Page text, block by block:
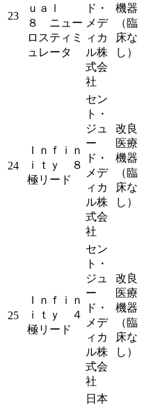
23
ｕａｌ
８ ニュー
ロスティミ
ュレータ
ド・
メデ
ィカ
ル株
式会
社
機器
（臨
床な
し）
24
Ｉｎｆｉｎ
ｉｔｙ ８
極リード
セン
ト・
ジュ
ー
ド・
メデ
ィカ
ル株
式会
社
改良
医療
機器
（臨
床な
し）
25
Ｉｎｆｉｎ
ｉｔｙ ４
極リード
セン
ト・
ジュ
ー
ド・
メデ
ィカ
ル株
式会
社
改良
医療
機器
（臨
床な
し）
日本